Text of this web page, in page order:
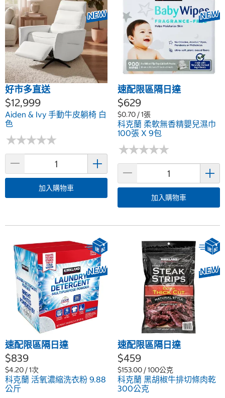
好市多直送
$12,999
Aiden & Ivy 手動牛皮躺椅 白
色
★★★★★
★★★★★
加入購物車
速配限區隔日達
$629
$0.70 / 1張
科克蘭 柔軟無香精嬰兒濕巾
100張 X 9包
★★★★★
★★★★★
加入購物車
速配限區隔日達
$839
$4.20 / 1次
科克蘭 活氧濃縮洗衣粉 9.88
公斤
速配限區隔日達
$459
$153.00 / 100公克
科克蘭 黑胡椒牛排切條肉乾
300公克